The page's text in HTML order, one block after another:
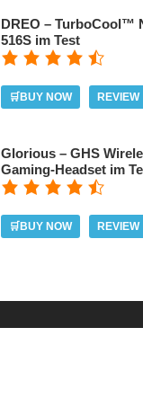
DREO – TurboCool™
516S im Test
🛒BUY NOW REVIEW
Glorious – GHS
Gaming-Headset im
🛒BUY NOW REVIEW